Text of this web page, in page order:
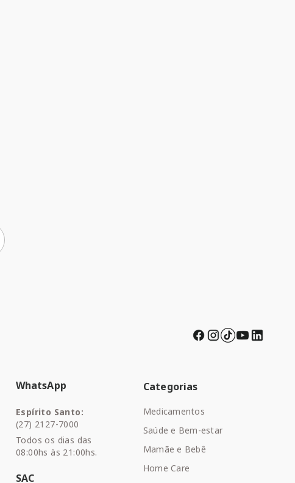
WhatsApp
Espírito Santo:
(27) 2127-7000
Todos os dias das
08:00hs às 21:00hs.
SAC
Categorias
Medicamentos
Saúde e Bem-estar
Mamãe e Bebê
Home Care